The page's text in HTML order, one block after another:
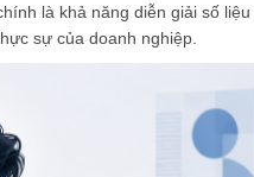
là khả năng diễn giải số
sự của doanh nghiệp.